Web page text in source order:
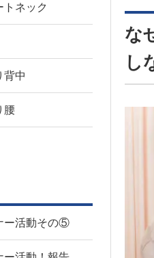
な
し
トネック
背中
腰
ー活動その⑤